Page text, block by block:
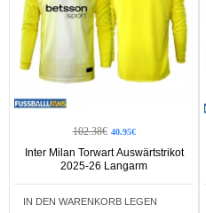
102.38€ 40.95€
Inter Milan Torwart Auswärtstrikot
2025-26 Langarm
IN DEN WARENKORB LEGEN